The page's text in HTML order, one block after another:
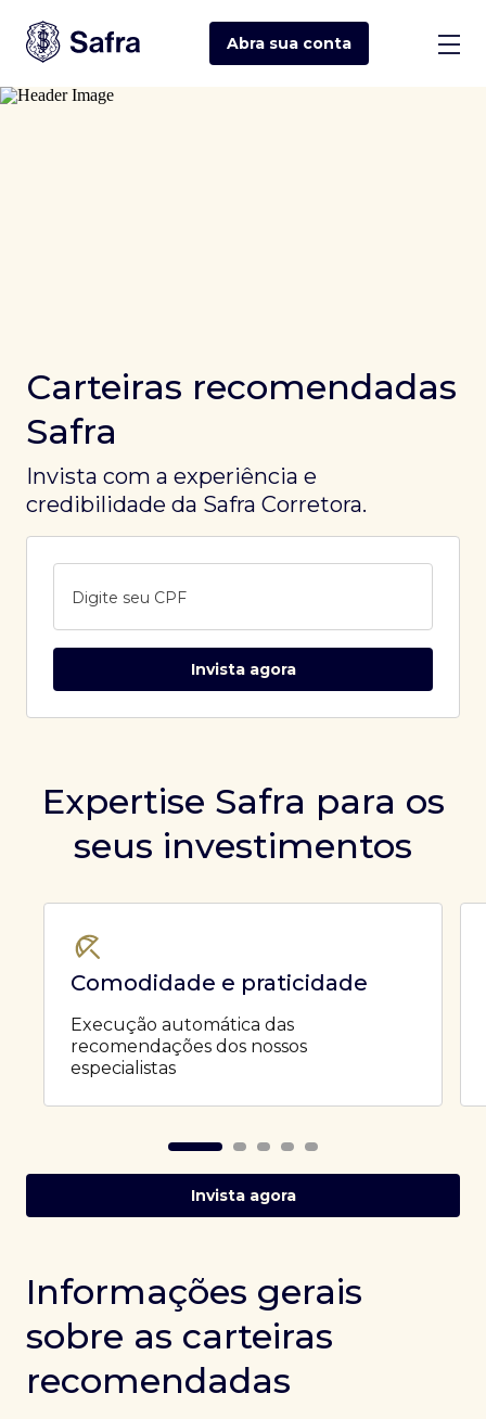
Abra sua conta
Carteiras recomendadas
Safra
Invista com a experiência e
credibilidade da Safra Corretora.
Digite seu CPF
Invista agora
Expertise Safra para os
seus investimentos
Comodidade e praticidade
Execução automática das
recomendações dos nossos
especialistas
Invista agora
Informações gerais
sobre as carteiras
recomendadas